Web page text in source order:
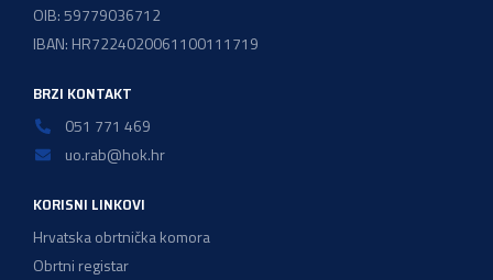
OIB: 59779036712
IBAN: HR7224020061100111719
BRZI KONTAKT
051 771 469
uo.rab@hok.hr
KORISNI LINKOVI
Hrvatska obrtnička komora
Obrtni registar